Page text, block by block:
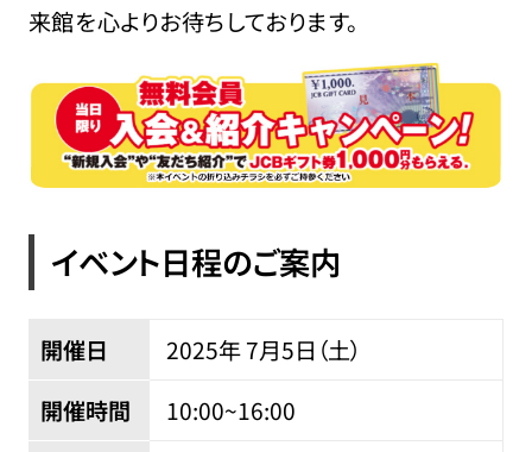
来館を心よりお待ちしております。
イベント日程のご案内
開催日 2025年 7月5日（土）
開催時間
10:00~16:00